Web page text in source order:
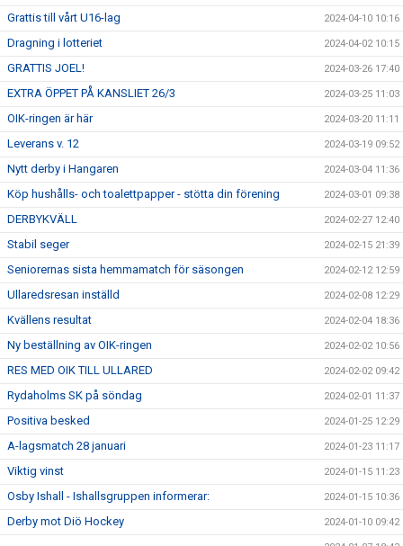
Grattis till vårt U16-lag 2024-04-10 10:16
Dragning i lotteriet 2024-04-02 10:15
GRATTIS JOEL! 2024-03-26 17:40
EXTRA ÖPPET PÅ KANSLIET 26/3 2024-03-25 11:03
OIK-ringen är här 2024-03-20 11:11
Leverans v. 12 2024-03-19 09:52
Nytt derby i Hangaren 2024-03-04 11:36
Köp hushålls- och toalettpapper - stötta din förening 2024-03-01 09:38
DERBYKVÄLL 2024-02-27 12:40
Stabil seger 2024-02-15 21:39
Seniorernas sista hemmamatch för säsongen 2024-02-12 12:59
Ullaredsresan inställd 2024-02-08 12:29
Kvällens resultat 2024-02-04 18:36
Ny beställning av OIK-ringen 2024-02-02 10:56
RES MED OIK TILL ULLARED 2024-02-02 09:42
Rydaholms SK på söndag 2024-02-01 11:37
Positiva besked 2024-01-25 12:29
A-lagsmatch 28 januari 2024-01-23 11:17
Viktig vinst 2024-01-15 11:23
Osby Ishall - Ishallsgruppen informerar: 2024-01-15 10:36
Derby mot Diö Hockey 2024-01-10 09:42